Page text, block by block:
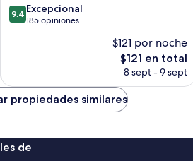
9.4
de
9.4 Excepcional
185 opiniones
$121 por noche
El
precio
es
de
$121 en total
8 sept - 9 sept
propiedades similares
de